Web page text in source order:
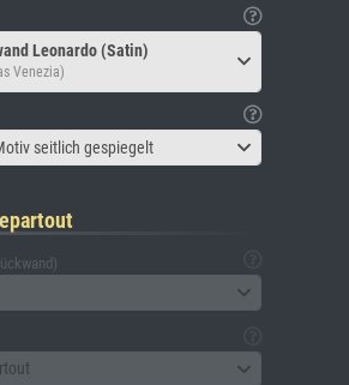
Leonardo (Satin)
Venezia)
seitlich gespiegelt